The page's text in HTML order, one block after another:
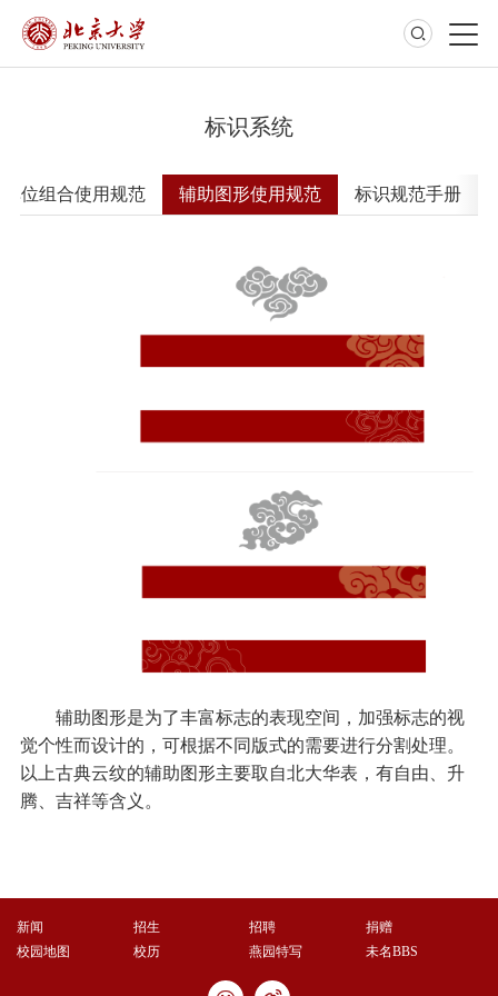
标识系统
位组合使用规范 辅助图形使用规范 标识规范手册
辅助图形是为了丰富标志的表现空间，加强标志的视
觉个性而设计的，可根据不同版式的需要进行分割处理。
以上古典云纹的辅助图形主要取自北大华表，有自由、升
腾、吉祥等含义。
新闻 招生 招聘
捐赠
校园地图
校历 燕园特写 未名BBS